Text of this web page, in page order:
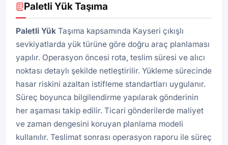
Paletli Yük Taşıma
Paletli Yük Taşıma kapsamında Kayseri çıkışlı
sevkiyatlarda yük türüne göre doğru araç planlaması
yapılır. Operasyon öncesi rota, teslim süresi ve alıcı
noktası detaylı şekilde netleştirilir. Yükleme sürecinde
hasar riskini azaltan istifleme standartları uygulanır.
Süreç boyunca bilgilendirme yapılarak gönderinin
her aşaması takip edilir. Ticari gönderilerde maliyet
ve zaman dengesini koruyan planlama modeli
kullanılır. Teslimat sonrası operasyon raporu ile süreç